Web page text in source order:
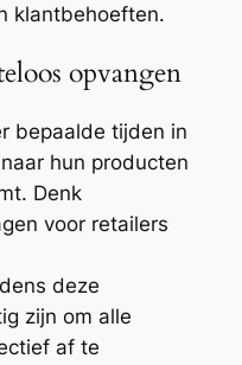
klantbehoeften.
opvangen
bepaalde tijden in
hun producten
Denk
voor retailers
deze
zijn om alle
af te